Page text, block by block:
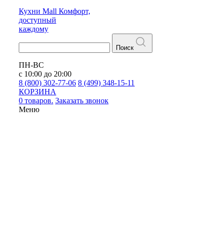
Кухни Mall Комфорт,
доступный
каждому
Поиск
ПН-ВС
с 10:00 до 20:00
8 (800) 302-77-06 8 (499) 348-15-11
КОРЗИНА
0 товаров. Заказать звонок
Меню